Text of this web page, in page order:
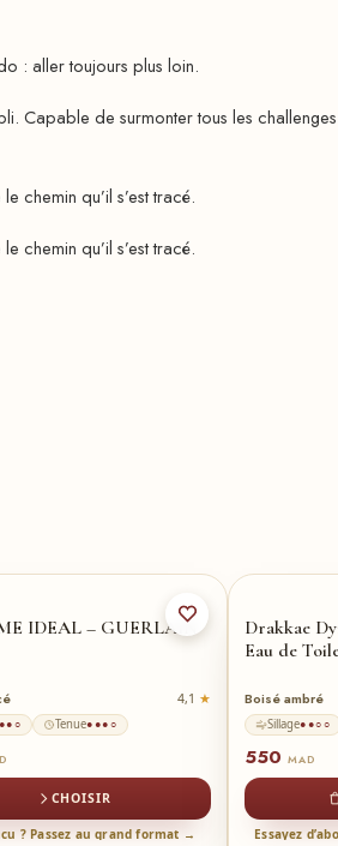
: aller toujours plus loin.
Capable de surmonter tous les
chemin qu’il s’est tracé.
chemin qu’il s’est tracé.
IDEAL – GUERLAIN
4,1
Tenue●●●○
CHOISIR
? Passez au grand format →
Drakkae
Eau de
Boisé ambré
Sillage●●○○
550 MAD
Essayez